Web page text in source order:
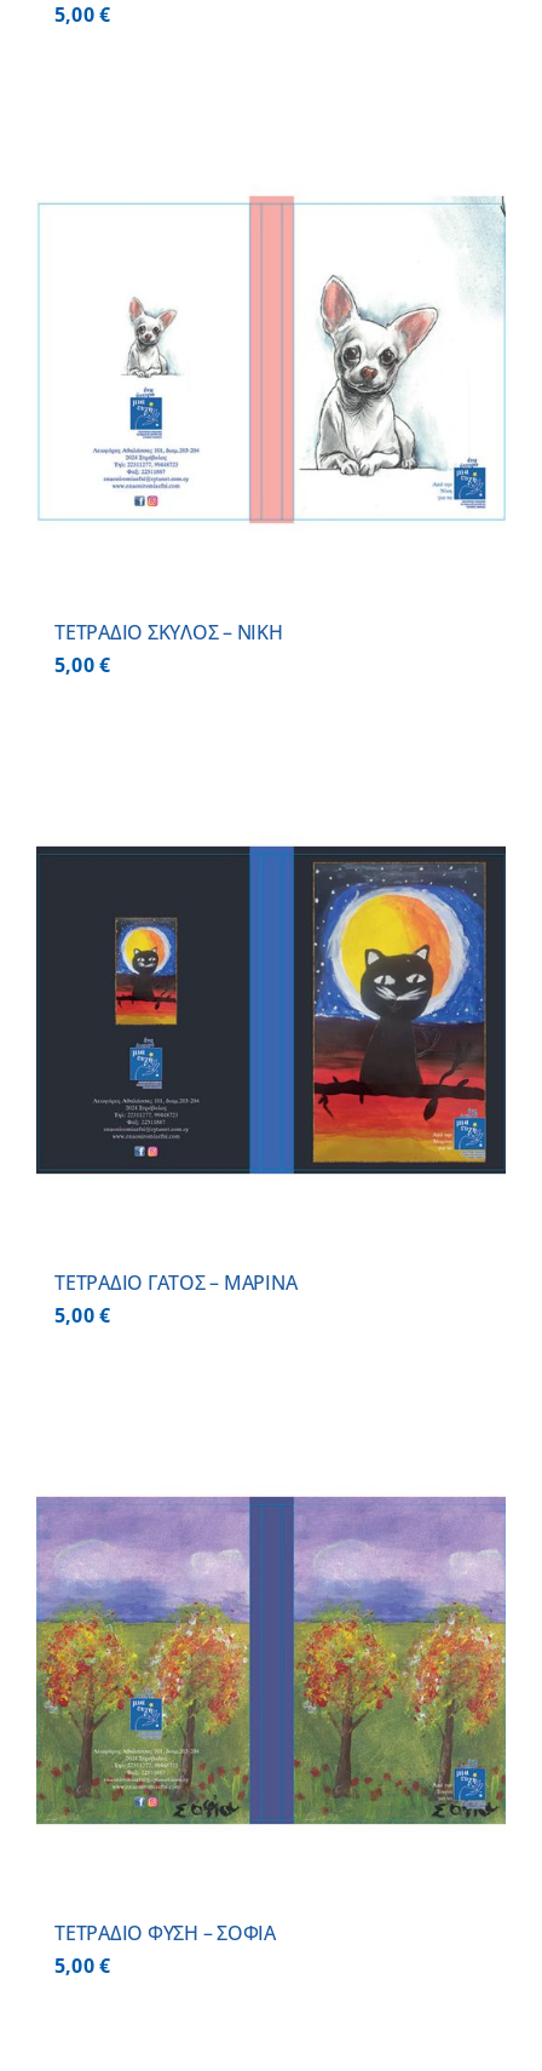
5,00€
ΤΕΤΡΑΔΙΟ ΣΚΥΛΟΣ – ΝΙΚΗ
5,00€
ΤΕΤΡΑΔΙΟ ΓΑΤΟΣ – ΜΑΡΙΝΑ
5,00€
ΤΕΤΡΑΔΙΟ ΦΥΣΗ – ΣΟΦΙΑ
5,00€